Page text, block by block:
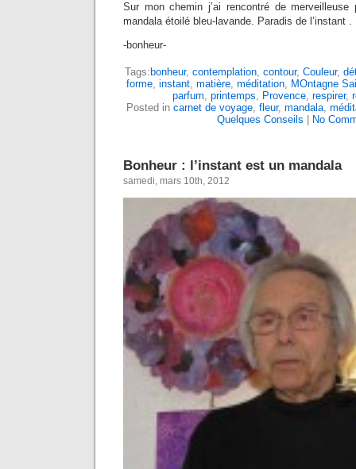
Sur mon chemin j’ai rencontré de
mandala étoilé bleu-lavande. Paradis de l’instant .
-bonheur-
Tags: bonheur, contemplation, contour, Couleur,
forme, instant, matière, méditation, MOntagne
parfum, printemps, Provence, respirer,
Posted in carnet de voyage, fleur, mandala,
Quelques Conseils
No
Bonheur : l’instant est un mandala
samedi, mars 10th, 2012